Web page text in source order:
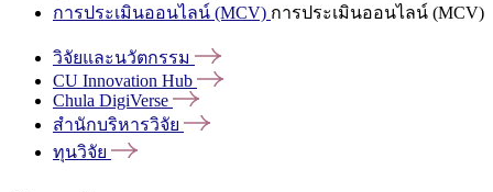
การประเมินออนไลน์ (MCV) การประเมินออนไลน์ (MCV)
วิจัยและนวัตกรรม
CU Innovation Hub
Chula DigiVerse
สำนักบริหารวิจัย
ทุนวิจัย